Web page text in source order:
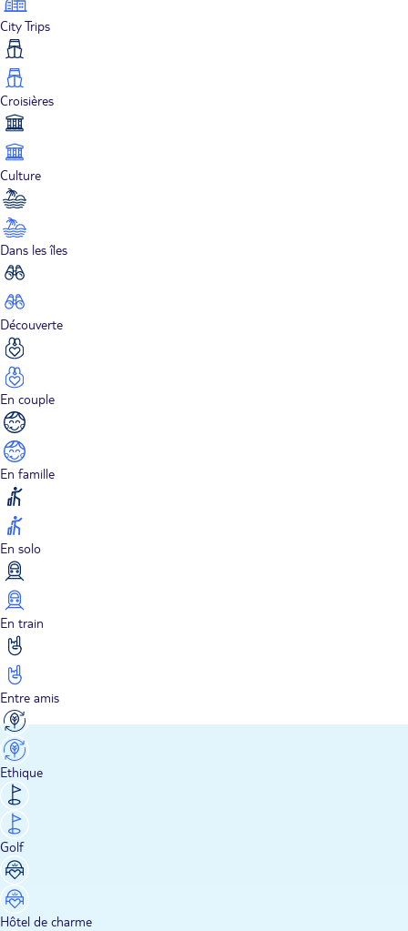
City Trips
Croisières
Culture
Dans les îles
Découverte
En couple
En famille
En solo
En train
Entre amis
Ethique
Golf
Hôtel de charme